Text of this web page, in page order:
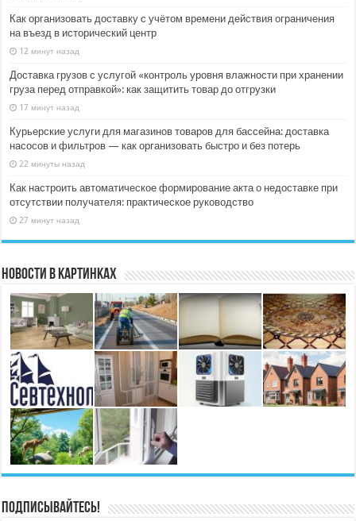
Как организовать доставку с учётом времени действия ограничения
на въезд в исторический центр
12 минут назад
Доставка грузов с услугой «контроль уровня влажности при хранении
груза перед отправкой»: как защитить товар до отгрузки
17 минут назад
Курьерские услуги для магазинов товаров для бассейна: доставка
насосов и фильтров — как организовать быстро и без потерь
22 минуты назад
Как настроить автоматическое формирование акта о недоставке при
отсутствии получателя: практическое руководство
27 минут назад
Новости в картинках
Подписывайтесь!